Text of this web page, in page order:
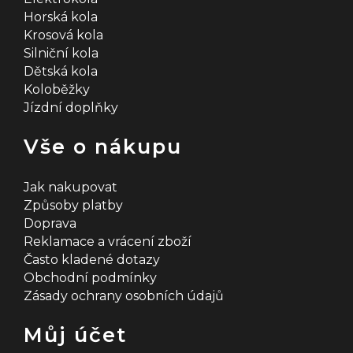
Horská kola
Krosová kola
Silniční kola
Dětská kola
Koloběžky
Jízdní doplňky
Vše o nákupu
Jak nakupovat
Způsoby platby
Doprava
Reklamace a vrácení zboží
Často kladené dotazy
Obchodní podmínky
Zásady ochrany osobních údajů
Můj účet